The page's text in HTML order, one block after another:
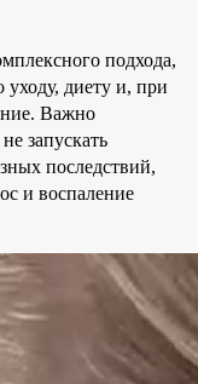
подхода,
диету и, при
Важно
запускать
последствий,
и воспаление